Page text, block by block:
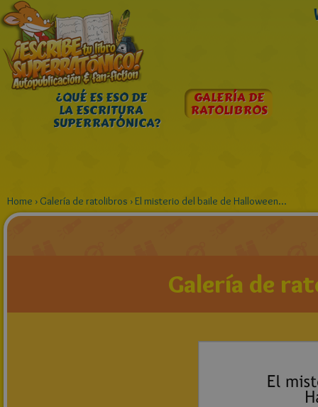
¿QUÉ ES ESO DE
LA ESCRITURA
SUPERRATÓNICA?
GALERÍA DE
RATOLIBROS
Home › Galería de ratolibros ›El misterio del baile de Halloween...
Galería de